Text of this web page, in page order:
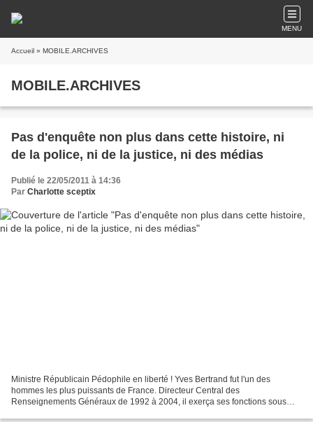
MENU
Accueil » MOBILE.ARCHIVES
MOBILE.ARCHIVES
Pas d'enquête non plus dans cette histoire, ni
de la police, ni de la justice, ni des médias
Publié le 22/05/2011 à 14:36
Par Charlotte sceptix
Ministre Républicain Pédophile en liberté ! Yves Bertrand fut l'un des
hommes les plus puissants de France. Directeur Central des
Renseignements Généraux de 1992 à 2004, il exerça ses fonctions sous